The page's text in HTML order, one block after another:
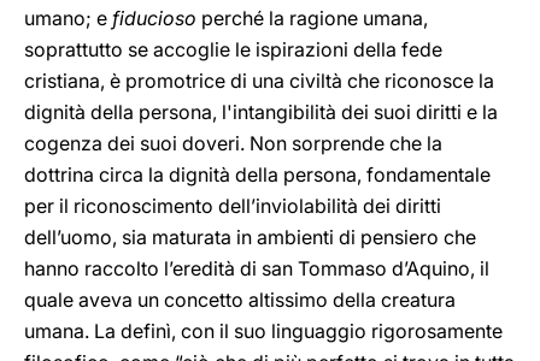
umano; e fiducioso perché la ragione umana,
soprattutto se accoglie le ispirazioni della fede
cristiana, è promotrice di una civiltà che riconosce la
dignità della persona, l'intangibilità dei suoi diritti e la
cogenza dei suoi doveri. Non sorprende che la
dottrina circa la dignità della persona, fondamentale
per il riconoscimento dell’inviolabilità dei diritti
dell’uomo, sia maturata in ambienti di pensiero che
hanno raccolto l’eredità di san Tommaso d’Aquino, il
quale aveva un concetto altissimo della creatura
umana. La definì, con il suo linguaggio rigorosamente